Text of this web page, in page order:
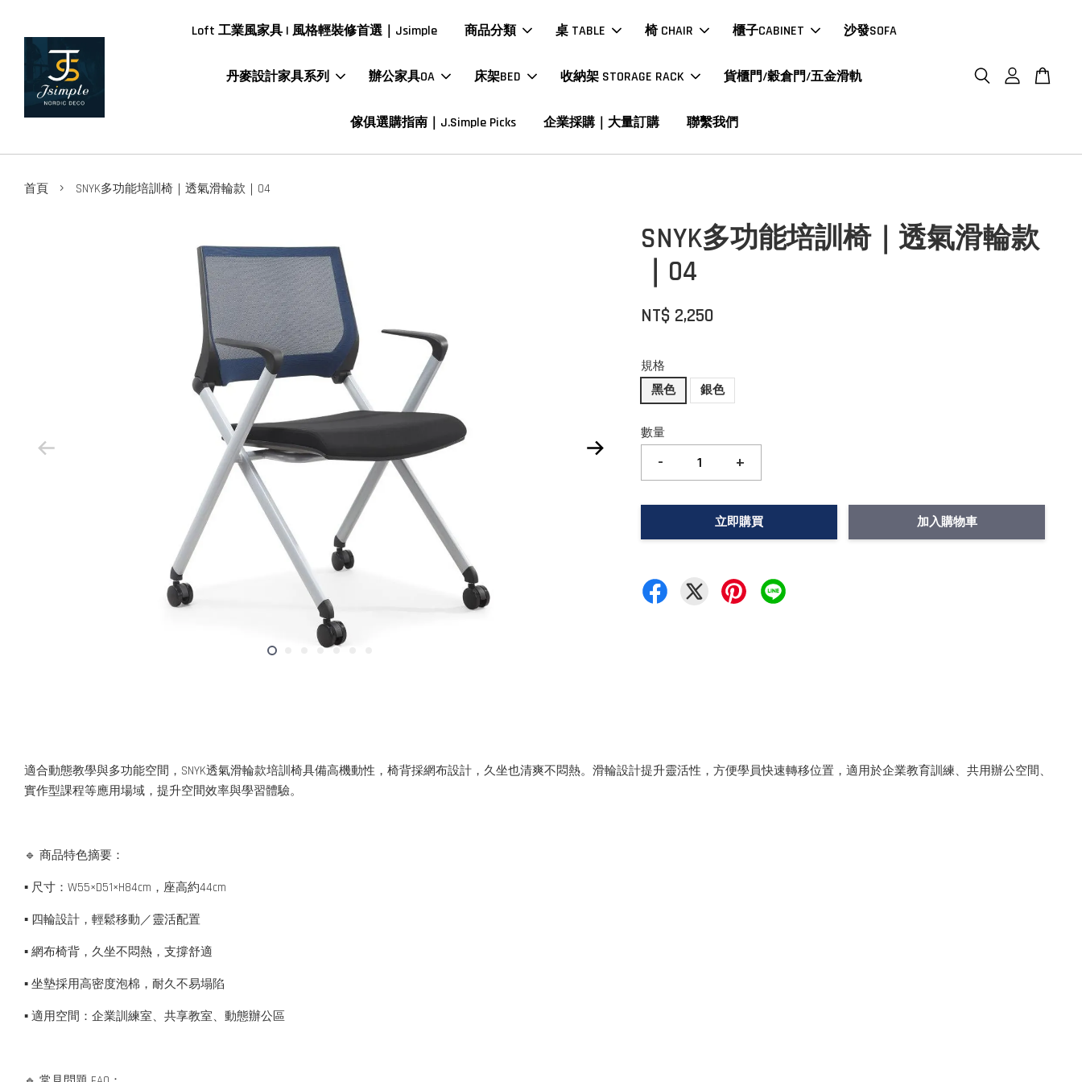
Loft 工業風家具 | 風格輕裝修首選｜Jsimple 商品分類 桌 TABLE 椅 CHAIR 櫃子CABINET 沙發SOFA
丹麥設計家具系列 辦公家具OA 床架BED 收納架 STORAGE RACK 貨櫃門/穀倉門/五金滑軌
傢俱選購指南｜J.Simple Picks 企業採購｜大量訂購 聯繫我們
首頁 › SNYK多功能培訓椅｜透氣滑輪款｜04
SNYK多功能培訓椅｜透氣滑輪款
｜04
NT$ 2,250
規格
黑色
銀色
數量
- +
立即購買 加入購物車
適合動態教學與多功能空間，SNYK透氣滑輪款培訓椅具備高機動性，椅背採網布設計，久坐也清爽不悶熱。滑輪設計提升靈活性，方便學員快速轉移位置，適用於企業教育訓練、共用辦公空間、
實作型課程等應用場域，提升空間效率與學習體驗。
🔹 商品特色摘要：
▪ 尺寸：W55×D51×H84cm，座高約44cm
▪ 四輪設計，輕鬆移動／靈活配置
▪ 網布椅背，久坐不悶熱，支撐舒適
▪ 坐墊採用高密度泡棉，耐久不易塌陷
▪ 適用空間：企業訓練室、共享教室、動態辦公區